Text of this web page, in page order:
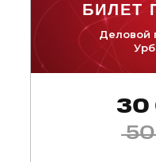
50
30
Деловой
БИЛЕТ